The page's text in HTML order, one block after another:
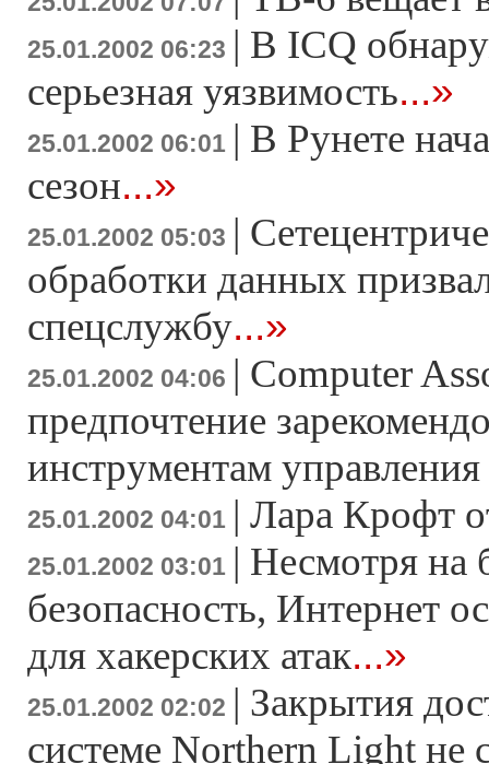
25.01.2002 06:23 | В ICQ
серьезная уязвимость...»
25.01.2002 06:01 | В Рунете
сезон...»
25.01.2002 05:03 |
обработки данных
спецслужбу...»
25.01.2002 04:06 | Computer
предпочтение
инструментам
25.01.2002 04:01 | Лара Крофт
25.01.2002 03:01 | Несмотря на
безопасность, Интернет
для хакерских атак...»
25.01.2002 02:02 | Закрытия
системе Northern Light не